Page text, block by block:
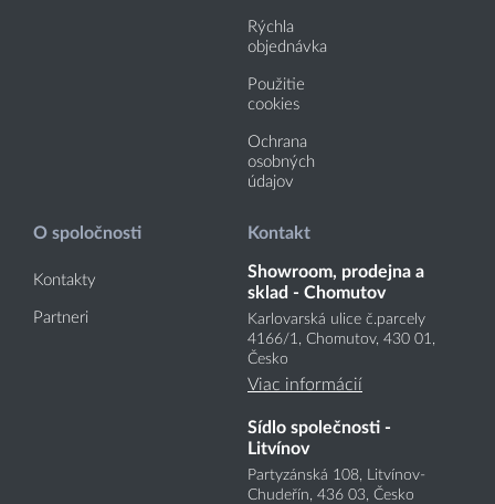
Rýchla
objednávka
Použitie
cookies
Ochrana
osobných
údajov
O spoločnosti
Kontakty
Partneri
Kontakt
Showroom, prodejna a
sklad - Chomutov
Karlovarská ulice č.parcely
4166/1, Chomutov, 430 01,
Česko
Viac informácií
Sídlo společnosti -
Litvínov
Partyzánská 108, Litvínov-
Chudeřín, 436 03, Česko